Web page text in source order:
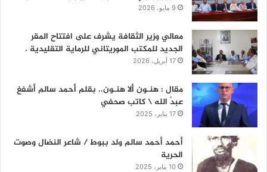
9 مايو، 2026
معالي وزير الثقافة يشرف على افتتاح المقر
الجديد للمكتب الموريتاني للرماية التقليدية .
17 أبريل، 2026
مقال : هنـون ألا هنـون.. بقلم أحمد سالم أشفغ
عبدُ الله \ كاتب صحفي
17 يناير، 2025
أحمد أحمد سالم ولد ببوط / شاعر النضال وصوت
الحرية
10 يناير، 2025